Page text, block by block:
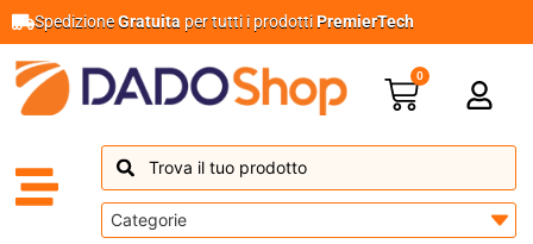
SpedizioneGratuita per tutti i prodottiPremierTech
0